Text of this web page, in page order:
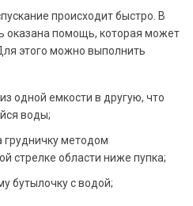
происходит быстро. В
оказана помощь, которая может
этого можно выполнить
одной емкости в другую, что
воды;
методом
стрелке области ниже пупка;
бутылочку с водой;